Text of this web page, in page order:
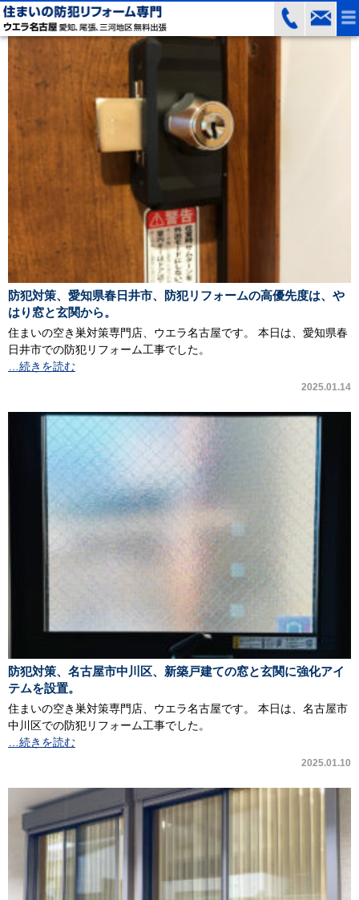
防犯対策、愛知県春日井市、防犯リフォームの高優先度は、や
はり窓と玄関から。
住まいの空き巣対策専門店、ウエラ名古屋です。 本日は、愛知県春
日井市での防犯リフォーム工事でした。
…続きを読む
2025.01.14
防犯対策、名古屋市中川区、新築戸建ての窓と玄関に強化アイ
テムを設置。
住まいの空き巣対策専門店、ウエラ名古屋です。 本日は、名古屋市
中川区での防犯リフォーム工事でした。
…続きを読む
2025.01.10